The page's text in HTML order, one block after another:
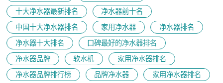
十大净水器最新排名
净水器前十名
中国十大净水器排名
家用净水器
净水器排名
净水器十大排名
口碑最好的净水器排名
净水器品牌
软水机
家用净水器排名
净水器品牌排行榜
品牌净水器
家用净水器排名